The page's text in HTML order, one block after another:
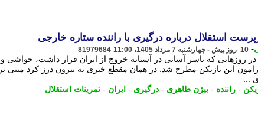
استقلال درباره درگیری با راننده ستاره خارجی
- 10 روز پیش - چهارشنبه 7 مرداد 1405، 11:00 81979684
روزهایی که یاسر آسانی در آستانه خروج از ایران قرار داشت، حواشی و
این بازیکن مطرح شد. در همان مقطع خبری به بیرون درز کرد مبنی بر
...
- راننده - بیژن طاهری - درگیری - ایران - تمرینات استقلال